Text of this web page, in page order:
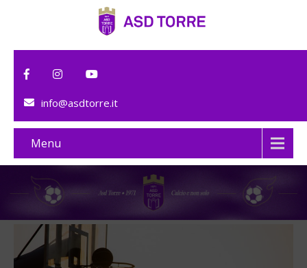
info@asdtorre.it
Menu